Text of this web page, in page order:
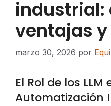
industrial:
ventajas
marzo 30, 2026 por
El Rol de los LLM
Automatización